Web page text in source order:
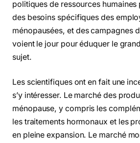
politiques de ressources
des besoins spécifiques des
ménopausées, et des campagnes
voient le jour pour éduquer le
sujet.
Les scientifiques ont en fait une
s’y intéresser. Le marché des
ménopause, y compris les
les traitements hormonaux et les
en pleine expansion. Le marché